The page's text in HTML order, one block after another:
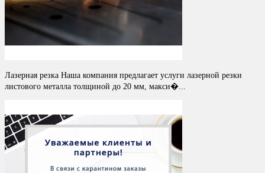
Лазерная резка Наша компания предлагает услуги лазерной резки
листового металла толщиной до 20 мм, макси�...